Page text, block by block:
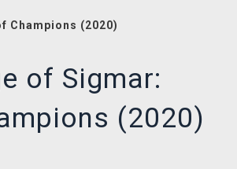
Champions (2020)
of Sigmar:
(2020)